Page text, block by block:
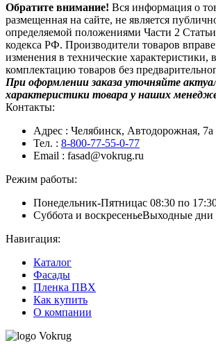
Обратите внимание! Вся информация о
размещенная на сайте, не является
определяемой положениями Части 2
кодекса РФ. Производители товаров
изменения в технические
комплектацию товаров без
При оформлении заказа уточняйте
характеристики товара у наших
Контакты:
Адрес : Челябинск, Автодорожная, 7а
Тел. : 8-800-77-55-0-77
Email : fasad@vokrug.ru
Режим работы:
Понедельник-Пятницас 08:30 по
Суббота и воскресеньеВыходные дни
Навигация:
Каталог
Фасады
Пленка ПВХ
Как купить
О компании